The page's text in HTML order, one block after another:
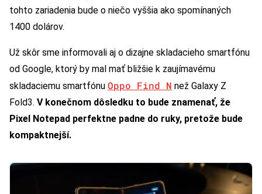
tohto zariadenia bude o niečo vyššia ako spomínaných
1400 dolárov.
Už skôr sme informovali aj o dizajne skladacieho smartfónu
od Google, ktorý by mal mať bližšie k zaujímavému
skladaciemu smartfónu Oppo Find N než Galaxy Z
Fold3. V konečnom dôsledku to bude znamenať, že
Pixel Notepad perfektne padne do ruky, pretože bude
kompaktnejší.